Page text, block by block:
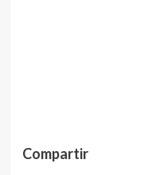
Compartir